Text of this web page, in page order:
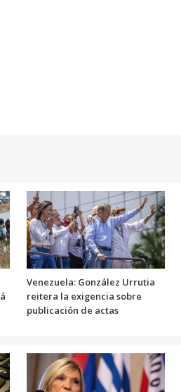
Venezuela: González Urrutia
reitera la exigencia sobre
publicación de actas